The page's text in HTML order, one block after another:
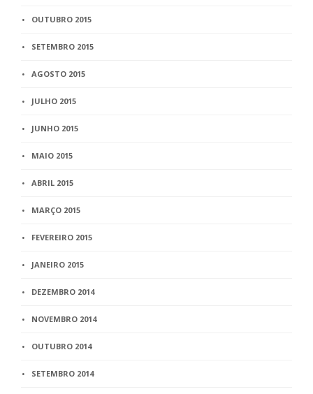
OUTUBRO 2015
SETEMBRO 2015
AGOSTO 2015
JULHO 2015
JUNHO 2015
MAIO 2015
ABRIL 2015
MARÇO 2015
FEVEREIRO 2015
JANEIRO 2015
DEZEMBRO 2014
NOVEMBRO 2014
OUTUBRO 2014
SETEMBRO 2014